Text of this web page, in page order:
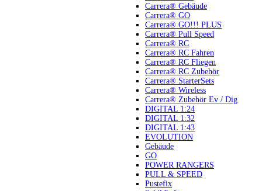
Carrera® Gebäude
Carrera® GO
Carrera® GO!!! PLUS
Carrera® Pull Speed
Carrera® RC
Carrera® RC Fahren
Carrera® RC Fliegen
Carrera® RC Zubehör
Carrera® StarterSets
Carrera® Wireless
Carrera® Zubehör Ev / Dig
DIGITAL 1:24
DIGITAL 1:32
DIGITAL 1:43
EVOLUTION
Gebäude
GO
POWER RANGERS
PULL & SPEED
Pustefix